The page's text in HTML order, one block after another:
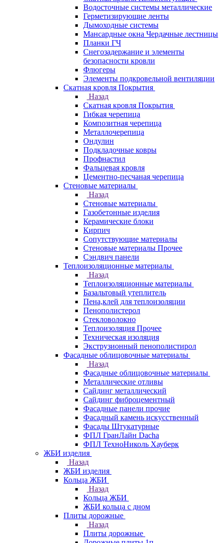
Водосточные системы металлические
Герметизирующие ленты
Дымоходные системы
Мансардные окна Чердачные лестницы
Планки ГЧ
Снегозадержание и элементы
безопасности кровли
Флюгеры
Элементы подкровельной вентиляции
Скатная кровля Покрытия
Назад
Скатная кровля Покрытия
Гибкая черепица
Композитная черепица
Металлочерепица
Ондулин
Подкладочные ковры
Профнастил
Фальцевая кровля
Цементно-песчаная черепица
Стеновые материалы
Назад
Стеновые материалы
Газобетонные изделия
Керамические блоки
Кирпич
Сопутствующие материалы
Стеновые материалы Прочее
Сэндвич панели
Теплоизоляционные материалы
Назад
Теплоизоляционные материалы
Базальтовый утеплитель
Пена,клей для теплоизоляции
Пенополистерол
Стекловолокно
Теплоизоляция Прочее
Техническая изоляция
Экструзионный пенополистирол
Фасадные облицовочные материалы
Назад
Фасадные облицовочные материалы
Металлические отливы
Сайдинг металлический
Сайдинг фиброцементный
Фасадные панели прочие
Фасадный камень искусственный
Фасады Штукатурные
ФПЛ ГранЛайн Dacha
ФПЛ ТехноНиколь Хауберк
ЖБИ изделия
Назад
ЖБИ изделия
Кольца ЖБИ
Назад
Кольца ЖБИ
ЖБИ кольца с дном
Плиты дорожные
Назад
Плиты дорожные